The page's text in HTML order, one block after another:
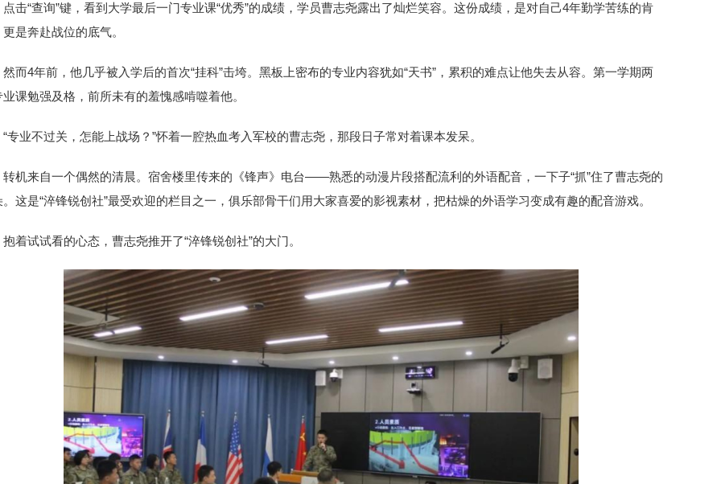
点击“查询”键，看到大学最后一门专业课“优秀”的成绩，学员曹志尧露出了灿烂笑容。这份成绩，是对自己4年勤学苦练的肯
是奔赴战位的底气。
然而4年前，他几乎被入学后的首次“挂科”击垮。黑板上密布的专业内容犹如“天书”，累积的难点让他失去从容。第一学期两
业课勉强及格，前所未有的羞愧感啃噬着他。
“专业不过关，怎能上战场？”怀着一腔热血考入军校的曹志尧，那段日子常对着课本发呆。
转机来自一个偶然的清晨。宿舍楼里传来的《锋声》电台——熟悉的动漫片段搭配流利的外语配音，一下子“抓”住了曹志尧的
。这是“淬锋锐创社”最受欢迎的栏目之一，俱乐部骨干们用大家喜爱的影视素材，把枯燥的外语学习变成有趣的配音游戏。
抱着试试看的心态，曹志尧推开了“淬锋锐创社”的大门。